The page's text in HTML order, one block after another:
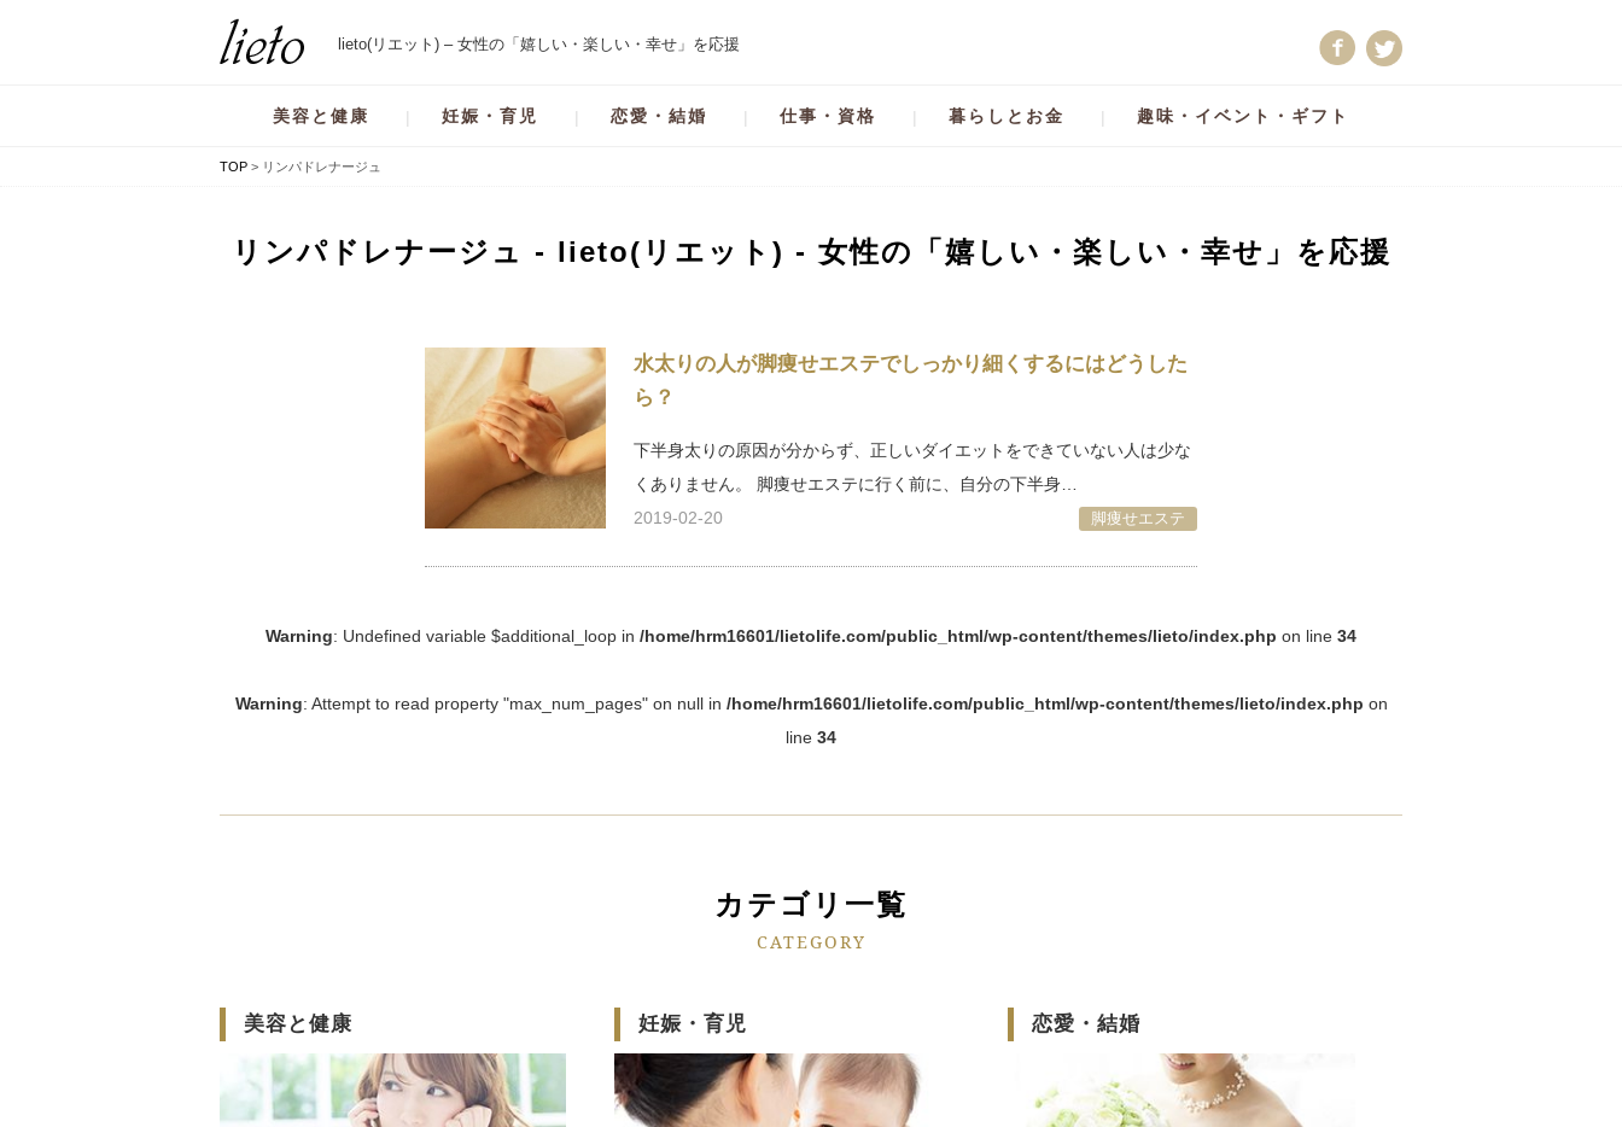
lieto(リエット) – 女性の「嬉しい・楽しい・幸せ」を応援
美容と健康 妊娠・育児 恋愛・結婚 仕事・資格 暮らしとお金 趣味・イベント・ギフト
TOP > リンパドレナージュ
リンパドレナージュ - lieto(リエット) - 女性の「嬉しい・楽しい・幸せ」を応援
水太りの人が脚痩せエステでしっかり細くするにはどうした
ら？
下半身太りの原因が分からず、正しいダイエットをできていない人は少な
くありません。 脚痩せエステに行く前に、自分の下半身…
2019-02-20
脚痩せエステ
Warning: Undefined variable $additional_loop in /home/hrm16601/lietolife.com/public_html/wp-content/themes/lieto/index.php on line 34
Warning: Attempt to read property "max_num_pages" on null in /home/hrm16601/lietolife.com/public_html/wp-content/themes/lieto/index.php on
line 34
カテゴリ一覧
CATEGORY
美容と健康 妊娠・育児 恋愛・結婚